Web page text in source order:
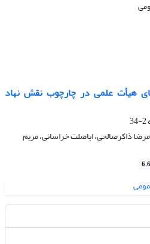
هیأت علمی در چارچوب نقش نهاد
2-34
ذاکرصالحی، اباصلت خراسانی، مریم